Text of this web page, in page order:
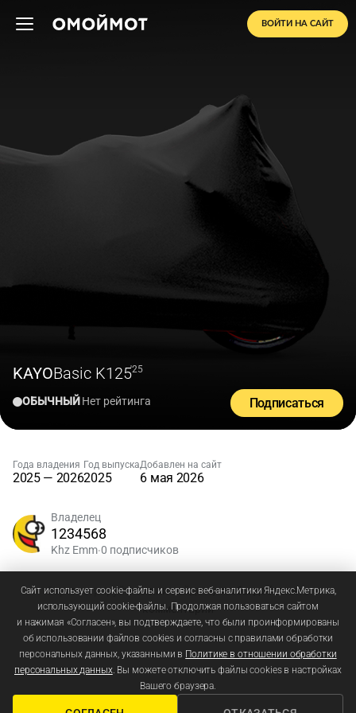
ВОЙТИ НА САЙТ
KAYOBasic K125'25
ОБЫЧНЫЙНет рейтинга Подписаться
Года владения
2025 — 2026
Год выпуска
2025
Добавлен на сайт
6 мая 2026
Владелец
1234568
Khz Emm•0 подписчиков
Зарегистрируйтесьиливойдите, чтобы добавлять
комментарии
Сайт использует cookie-файлы и сервис веб-аналитики Яндекс.Метрика,
использующий cookie-файлы. Продолжая пользоваться сайтом
и нажимая «Согласен», вы подтверждаете, что были проинформированы
об использовании файлов cookies и согласны с правилами обработки
персональных данных, указанными в Политике в отношении обработки
персональных данных. Вы можете отключить файлы cookies в настройках
Вашего браузера.